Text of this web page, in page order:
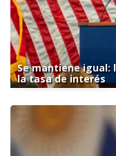
Se mantiene igual:
la tasa de interés